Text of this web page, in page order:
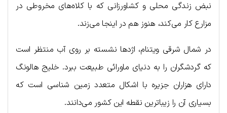
نبض زندگی محلی و کشاورزانی که با کلاه‌های مخروطی در
مزارع کار می‌کند، هنوز هم در اینجا می‌زند.
در شمال شرقی ویتنام، اژدها نشسته بر روی آب منتظر است
که گردشگران را به دنیای ماورائی طبیعت ببرد. خلیج هالونگ
دارای هزاران جزیره با اشکال متعدد زمین شناسی است که
بسیاری آن را زیباترین نقطه این کشور می‌دانند.